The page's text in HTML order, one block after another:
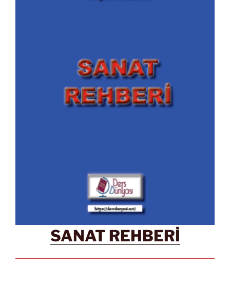
SANAT REHBERİ